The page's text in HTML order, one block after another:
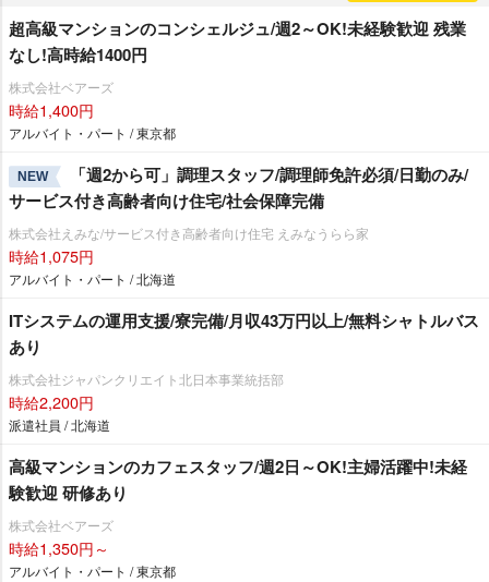
超高級マンションのコンシェルジュ/週2～OK!未経験歓迎 残業
なし!高時給1400円
株式会社ベアーズ
時給1,400円
アルバイト・パート / 東京都
NEW
「週2から可」調理スタッフ/調理師免許必須/日勤のみ/
サービス付き高齢者向け住宅/社会保障完備
株式会社えみな/サービス付き高齢者向け住宅 えみなうらら家
時給1,075円
アルバイト・パート / 北海道
ITシステムの運用支援/寮完備/月収43万円以上/無料シャトルバス
あり
株式会社ジャパンクリエイト北日本事業統括部
時給2,200円
派遣社員 / 北海道
高級マンションのカフェスタッフ/週2日～OK!主婦活躍中!未経
験歓迎 研修あり
株式会社ベアーズ
時給1,350円～
アルバイト・パート / 東京都